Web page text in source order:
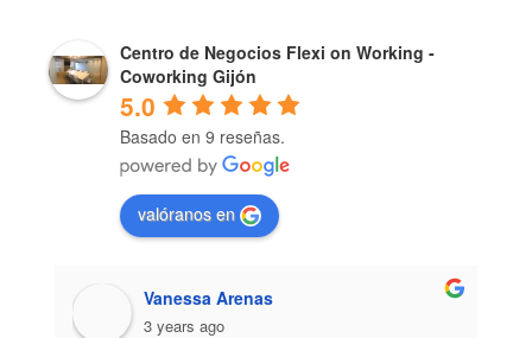
Centro de Negocios Flexi on Working -
Coworking Gijón
5.0
Basado en 9 reseñas.
valóranos en
Vanessa Arenas
3 years ago